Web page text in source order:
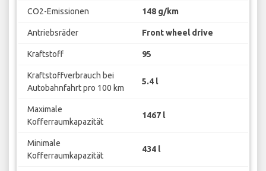
CO2-Emissionen 148 g/km
Antriebsräder Front wheel drive
Kraftstoff 95
Kraftstoffverbrauch bei
Autobahnfahrt pro 100 km
5.4 l
Maximale
Kofferraumkapazität
1467 l
Minimale
Kofferraumkapazität
434 l